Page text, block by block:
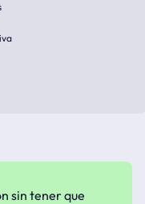
sin tener que